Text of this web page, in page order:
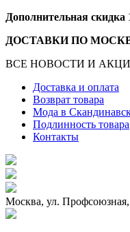
Дополнительная
ДОСТАВКИ ПО
ВСЕ НОВОСТИ И
Доставка и оплата
Возврат товара
Мода в
Подлинность товара
Контакты
Москва, ул. Профсоюзная,